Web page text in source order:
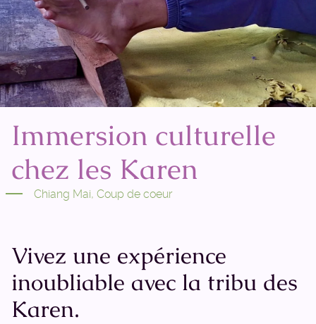
Immersion culturelle
chez les Karen
Chiang Mai, Coup de coeur
Vivez une expérience
inoubliable avec la tribu des
Karen.